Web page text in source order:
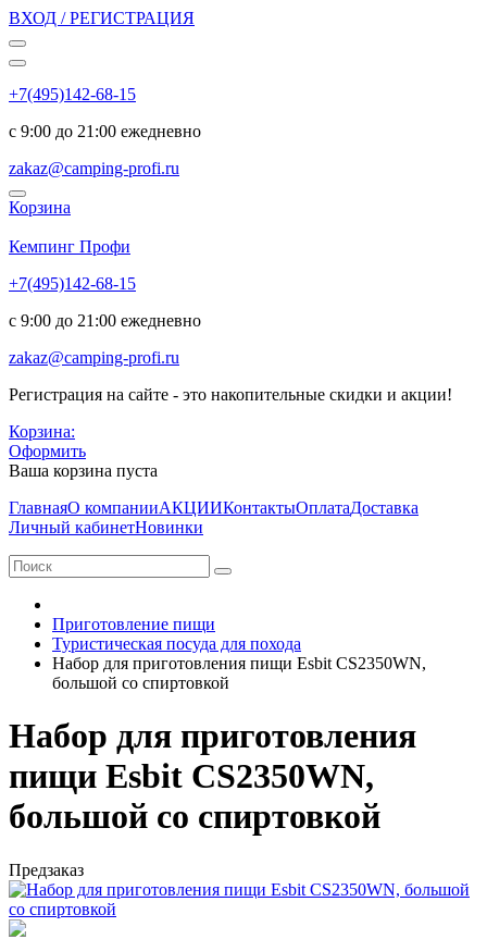
ВХОД / РЕГИСТРАЦИЯ
+7(495)142-68-15
с 9:00 до 21:00 ежедневно
zakaz@camping-profi.ru
Корзина
Кемпинг Профи
+7(495)142-68-15
с 9:00 до 21:00 ежедневно
zakaz@camping-profi.ru
Регистрация на сайте - это накопительные скидки и акции!
Корзина:
Оформить
Ваша корзина пуста
ГлавнаяО компанииАКЦИИКонтактыОплатаДоставка
Личный кабинетНовинки
Приготовление пищи
Туристическая посуда для похода
Набор для приготовления пищи Esbit CS2350WN,
большой со спиртовкой
Набор для приготовления
пищи Esbit CS2350WN,
большой со спиртовкой
Предзаказ